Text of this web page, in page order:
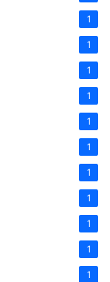
1
1
1
1
1
1
1
1
1
1
1